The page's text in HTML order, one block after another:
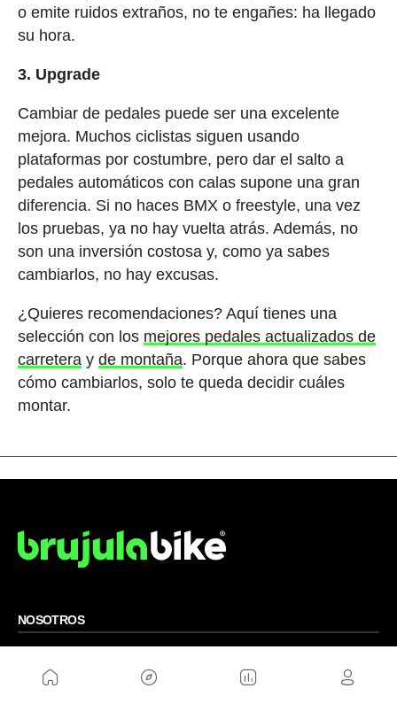
o emite ruidos extraños, no te engañes: ha llegado
su hora.
3. Upgrade
Cambiar de pedales puede ser una excelente
mejora. Muchos ciclistas siguen usando
plataformas por costumbre, pero dar el salto a
pedales automáticos con calas supone una gran
diferencia. Si no haces BMX o freestyle, una vez
los pruebas, ya no hay vuelta atrás. Además, no
son una inversión costosa y, como ya sabes
cambiarlos, no hay excusas.
¿Quieres recomendaciones? Aquí tienes una
selección con los mejores pedales actualizados de
carreteray de montaña. Porque ahora que sabes
cómo cambiarlos, solo te queda decidir cuáles
montar.
NOSOTROS
Aviso Legal
Anúnciate con nosotros